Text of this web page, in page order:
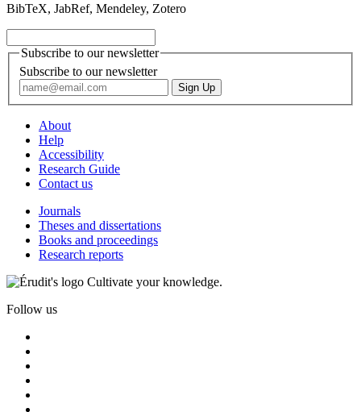
BibTeX, JabRef, Mendeley, Zotero
Subscribe to our newsletter
Subscribe to our newsletter
About
Help
Accessibility
Research Guide
Contact us
Journals
Theses and dissertations
Books and proceedings
Research reports
Cultivate your knowledge.
Follow us